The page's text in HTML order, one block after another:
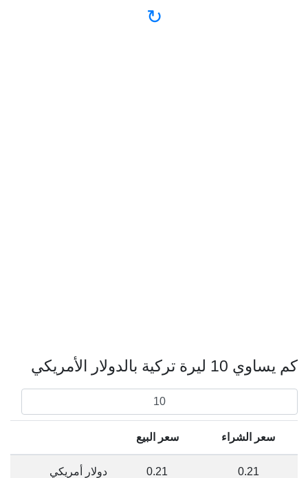
↻
كم يساوي 10 ليرة تركية بالدولار الأمريكي
سعر الشراء سعر البيع
0.21
0.21 دولار أمريكي